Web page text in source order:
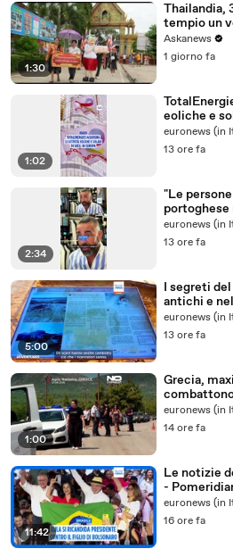
1:30
Thailandia,
tempio un
Askanews
1 giorno fa
1:02
eoliche e
euronews (in
13 ore fa
2:34
"Le
degli abiti
euronews (in
13 ore fa
5:00
I segreti
antichi e
euronews (in
13 ore fa
1:00
Grecia,
vento
euronews (in
14 ore fa
11:42
Le notizie
-
euronews (in
16 ore fa